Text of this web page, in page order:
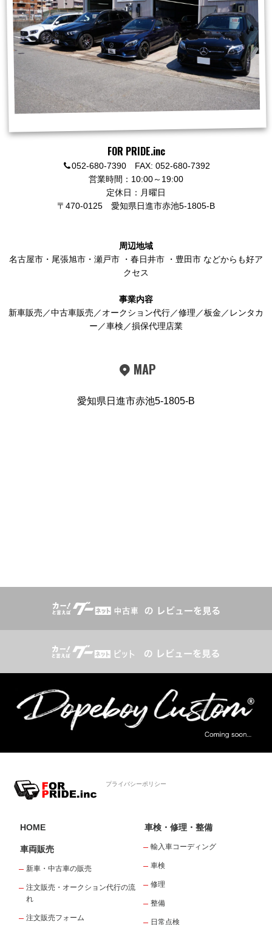
FOR PRIDE.inc
052-680-7390 FAX: 052-680-7392
営業時間：10:00～19:00
定休日：月曜日
〒470-0125 愛知県日進市赤池5-1805-B
周辺地域
名古屋市 ・ 尾張旭市 ・ 瀬戸市 ・ 春日井市 ・ 豊田市 などからも好ア
クセス
事業内容
新車販売／中古車販売／オークション代行／修理／板金／レンタカ
ー／車検／損保代理店業
MAP
愛知県日進市赤池5-1805-B
プライバシーポリシー
HOME
車両販売
新車・中古車の販売
注文販売・オークション代行の流
れ
注文販売フォーム
車検・修理・整備
輸入車コーディング
車検
修理
整備
日常点検